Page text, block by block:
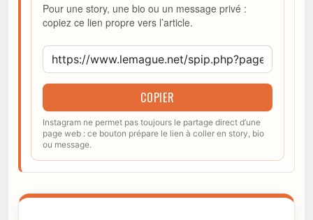
Pour une story, une bio ou un message privé :
copiez ce lien propre vers l’article.
COPIER
Instagram ne permet pas toujours le partage direct d’une
page web : ce bouton prépare le lien à coller en story, bio
ou message.